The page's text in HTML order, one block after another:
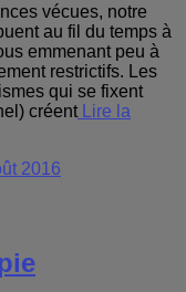
vécues, notre
au fil du temps à
emmenant peu à
restrictifs. Les
qui se fixent
créent Lire la
2016